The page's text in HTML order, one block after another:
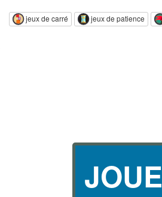
jeux de carré jeux de patience